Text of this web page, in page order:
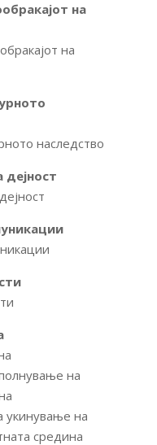
на
на
наследство
на
укинување на
средина